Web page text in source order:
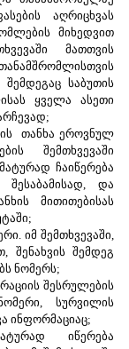
აღრიცხვას
მიხედვით
მათთვის
საბუთის
ყველა ასეთი
თანხა ეროვნულ
შემთხვევაში
ჩაიწერება
და
მითითებისას
იმ შემთხვევაში,
შენახვის შემდეგ
ნომერს;
შესრულების
სურვილის
ინფორმაციაც;
იწერება